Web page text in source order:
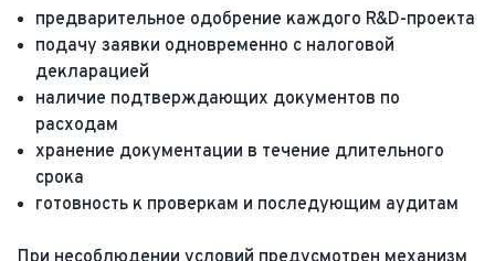
предварительное одобрение каждого R&D-проекта
подачу заявки одновременно с налоговой
декларацией
наличие подтверждающих документов по
расходам
хранение документации в течение длительного
срока
готовность к проверкам и последующим аудитам